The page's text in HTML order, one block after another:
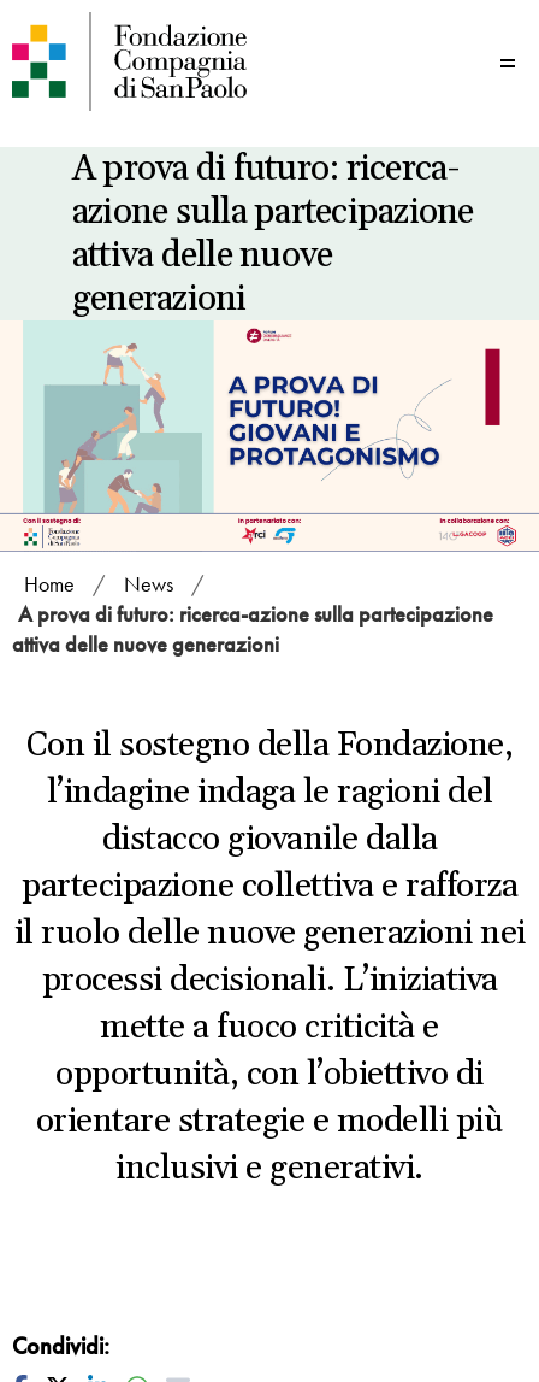
A prova di futuro: ricerca-
azione sulla partecipazione
attiva delle nuove
generazioni
Home / News
/
A prova di futuro: ricerca-azione sulla partecipazione
attiva delle nuove generazioni
Con il sostegno della Fondazione,
l’indagine indaga le ragioni del
distacco giovanile dalla
partecipazione collettiva e rafforza
il ruolo delle nuove generazioni nei
processi decisionali. L’iniziativa
mette a fuoco criticità e
opportunità, con l’obiettivo di
orientare strategie e modelli più
inclusivi e generativi.
Condividi: